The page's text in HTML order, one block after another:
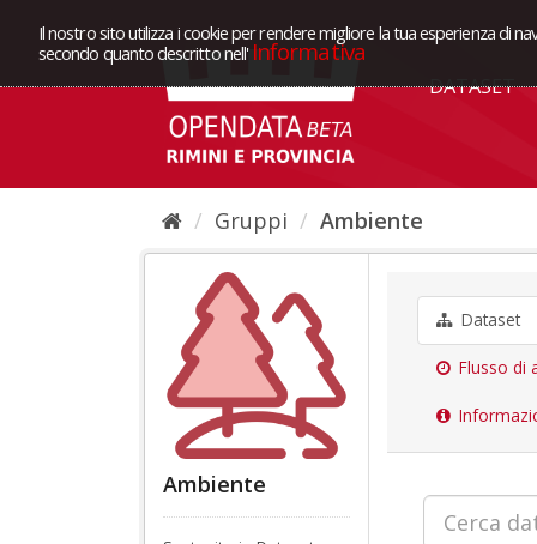
Il nostro sito utilizza i cookie per rendere migliore la tua esperienza di
secondo quanto descritto nell' Informativa
DATASET
Gruppi Ambiente
Ambiente
Dataset
Flusso di